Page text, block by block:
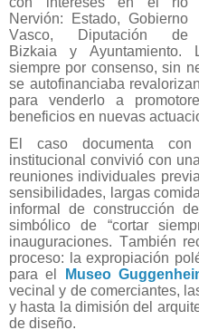
Nervión: Estado, Gobierno
Vasco, Diputación de
Bizkaia y Ayuntamiento.
siempre por consenso, sin
se autofinanciaba
para venderlo a
beneficios en nuevas
El caso documenta
institucional convivió con
reuniones individuales
sensibilidades, largas
informal de construcción
simbólico de “cortar
inauguraciones. También
proceso: la expropiación
para el
Museo
vecinal y de comerciantes,
y hasta la dimisión del
de diseño.